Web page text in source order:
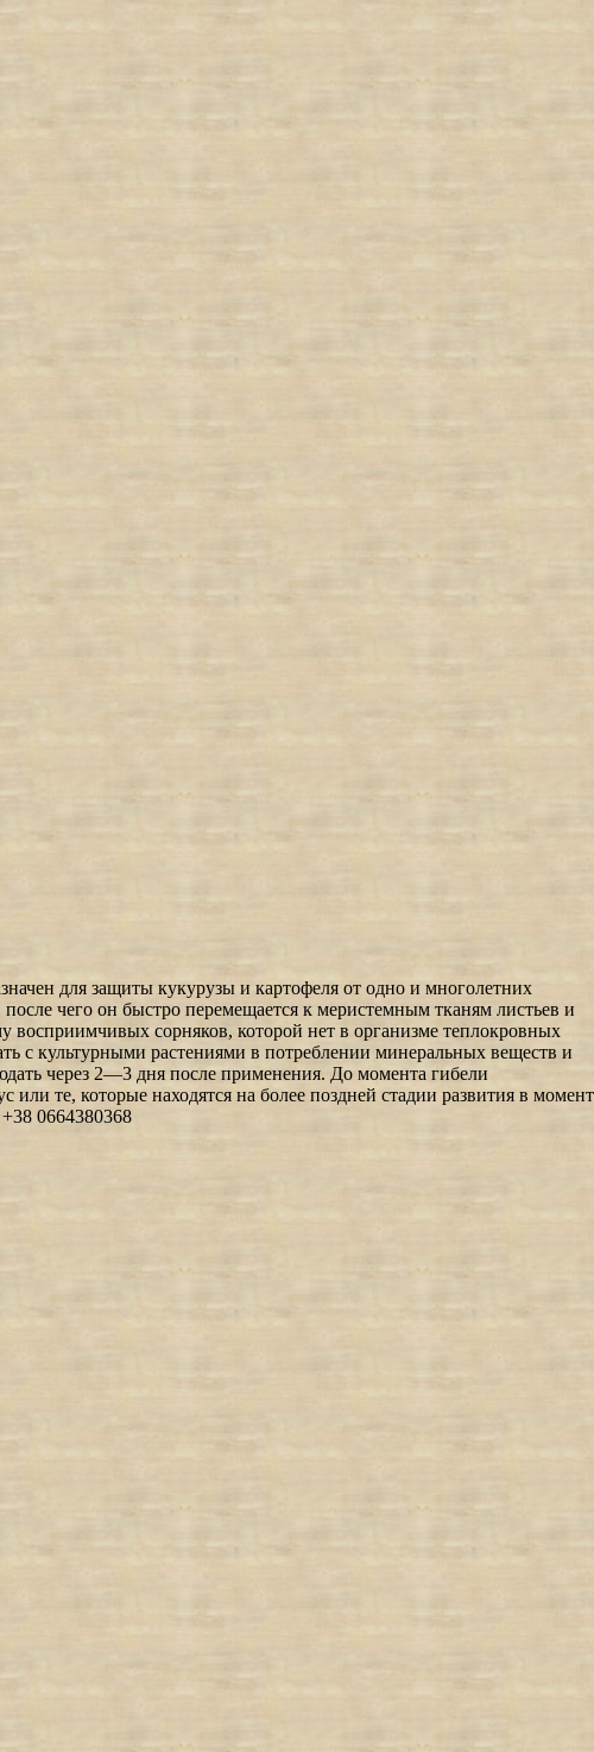
для защиты кукурузы и картофеля от одно и многолетних
чего он быстро перемещается к меристемным тканям листьев и
восприимчивых сорняков, которой нет в организме теплокровных
с культурными растениями в потреблении минеральных веществ и
через 2—3 дня после применения. До момента гибели
те, которые находятся на более поздней стадии развития в момент
0664380368